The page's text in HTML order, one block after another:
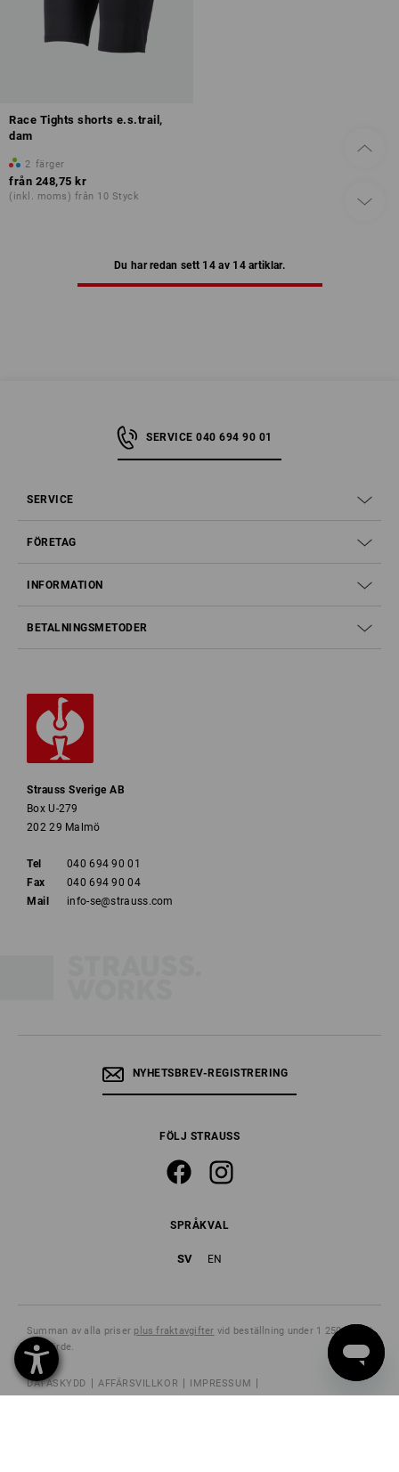
Race Tights shorts e.s.trail,
dam
2 färger
från 248,75 kr
(inkl. moms) från 10 Styck
Du har redan sett 14 av 14 artiklar.
SERVICE 040 694 90 01
SERVICE
FÖRETAG
INFORMATION
BETALNINGSMETODER
Strauss Sverige AB
Box U-279
202 29 Malmö
Tel
040 694 90 01
Fax
040 694 90 04
Mail
info-se@strauss.com
NYHETSBREV-REGISTRERING
FÖLJ STRAUSS
SPRÅKVAL
SV EN
Summan av alla priser plus fraktavgifter vid beställning under 1 250,00 kr i
varuvärde.
DATASKYDD AFFÄRSVILLKOR
IMPRESSUM